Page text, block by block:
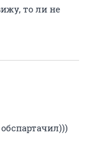
то ли не